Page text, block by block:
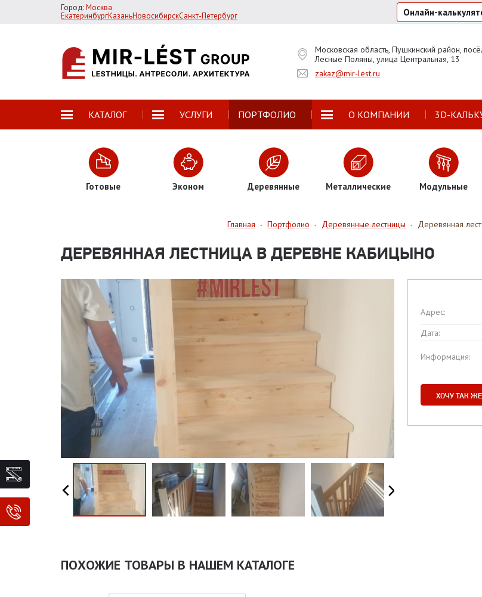
Город:Москва
ЕкатеринбургКазаньНовосибирскСанкт-Петербург Онлайн-
Московская область, Пушкинский район,
Лесные Поляны, улица Центральная, 13
zakaz@mir-lest.ru
КАТАЛОГ УСЛУГИ ПОРТФОЛИО О КОМПАНИИ 3D-
Готовые Эконом Деревянные Металлические Модульные
Главная - Портфолио - Деревянные лестницы - Деревянная
ДЕРЕВЯННАЯ ЛЕСТНИЦА В ДЕРЕВНЕ КАБИЦЫНО
Адрес:
Дата:
Информация:
ХОЧУ ТАК ЖЕ
ПОХОЖИЕ ТОВАРЫ В НАШЕМ КАТАЛОГЕ